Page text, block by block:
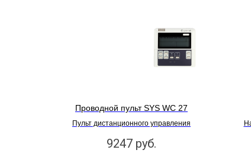
Проводной пульт SYS WC 27
Пульт дистанционного управления
9247 руб.